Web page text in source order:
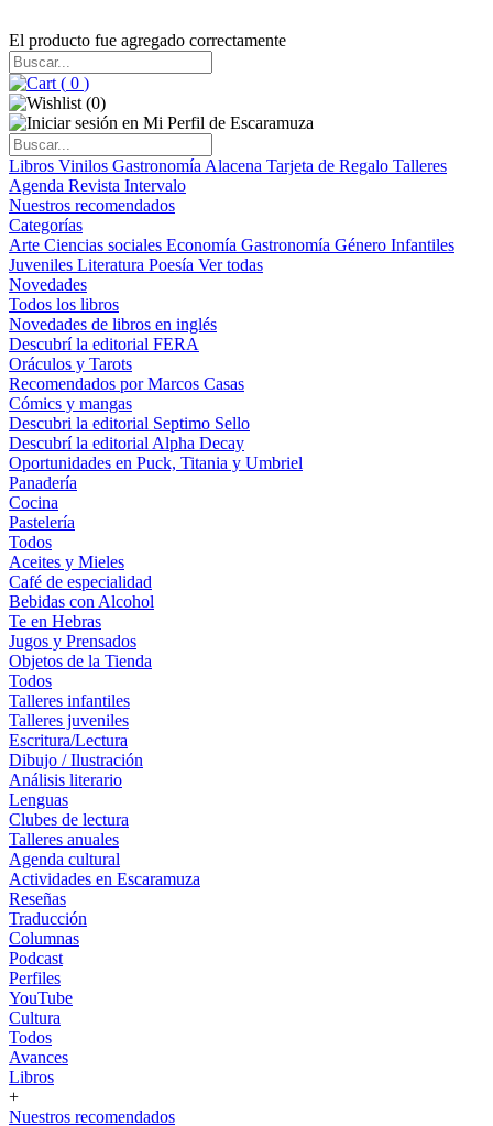
El producto fue agregado correctamente
( 0 )
(0)
Libros Vinilos Gastronomía Alacena Tarjeta de Regalo Talleres
Agenda Revista Intervalo
Nuestros recomendados
Categorías
Arte Ciencias sociales Economía Gastronomía Género Infantiles
Juveniles Literatura Poesía Ver todas
Novedades
Todos los libros
Novedades de libros en inglés
Descubrí la editorial FERA
Oráculos y Tarots
Recomendados por Marcos Casas
Cómics y mangas
Descubri la editorial Septimo Sello
Descubrí la editorial Alpha Decay
Oportunidades en Puck, Titania y Umbriel
Panadería
Cocina
Pastelería
Todos
Aceites y Mieles
Café de especialidad
Bebidas con Alcohol
Te en Hebras
Jugos y Prensados
Objetos de la Tienda
Todos
Talleres infantiles
Talleres juveniles
Escritura/Lectura
Dibujo / Ilustración
Análisis literario
Lenguas
Clubes de lectura
Talleres anuales
Agenda cultural
Actividades en Escaramuza
Reseñas
Traducción
Columnas
Podcast
Perfiles
YouTube
Cultura
Todos
Avances
Libros
+
Nuestros recomendados